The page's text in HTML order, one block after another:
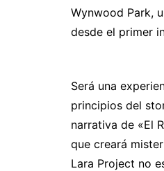
Wynwood Park,
desde el primer
Será una
principios del
narrativa de «El
que creará
Lara Project no